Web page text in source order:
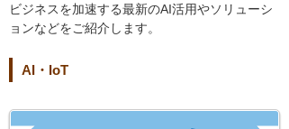
ビジネスを加速する最新のAI活用やソリューシ
ョンなどをご紹介します。
AI・IoT